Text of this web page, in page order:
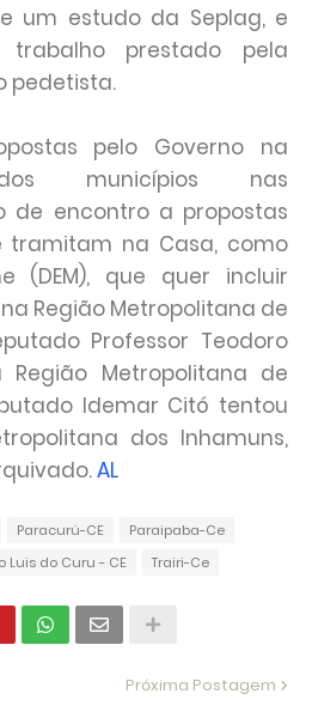
um estudo da Seplag, e
prestado pela
pedetista.
pelo Governo na
municípios nas
de encontro a propostas
tramitam na Casa, como
(DEM), que quer incluir
Região Metropolitana de
Professor Teodoro
Região Metropolitana de
Idemar Citó tentou
dos Inhamuns,
AL
Paracurú-CE
Paraipaba-Ce
Luis do Curu - CE Trairi-Ce
Próxima Postagem